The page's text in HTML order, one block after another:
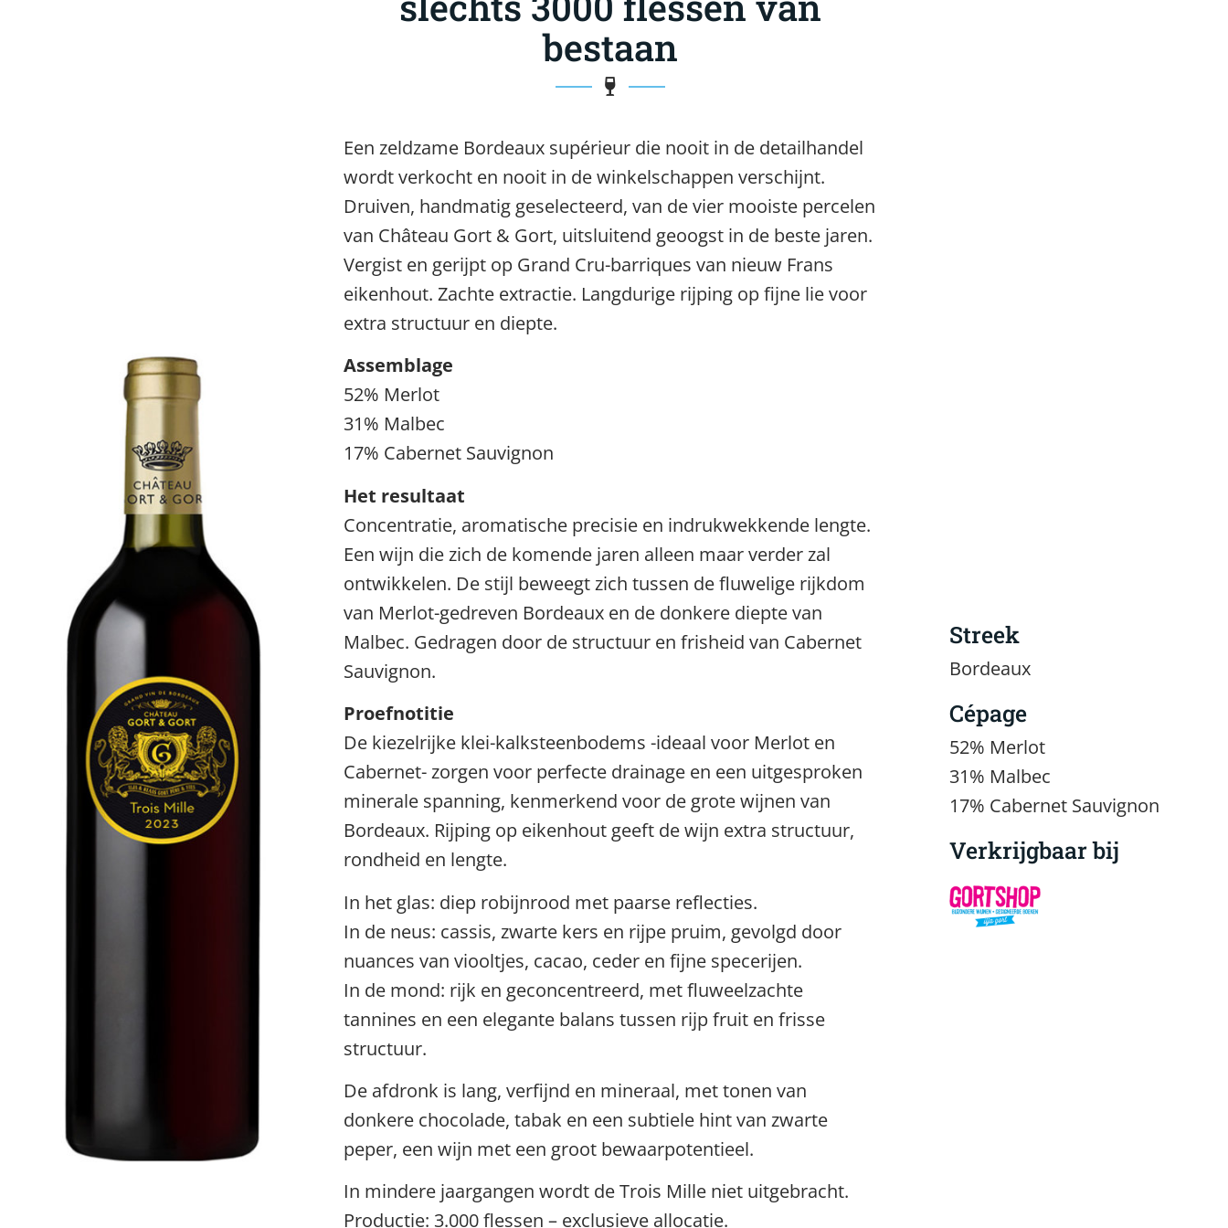
bestaan
Een zeldzame Bordeaux supérieur die nooit in de detailhandel
wordt verkocht en nooit in de winkelschappen verschijnt.
Druiven, handmatig geselecteerd, van de vier mooiste percelen
van Château Gort & Gort, uitsluitend geoogst in de beste jaren.
Vergist en gerijpt op Grand Cru-barriques van nieuw Frans
eikenhout. Zachte extractie. Langdurige rijping op fijne lie voor
extra structuur en diepte.
Assemblage
52% Merlot
31% Malbec
17% Cabernet Sauvignon
Het resultaat
Concentratie, aromatische precisie en indrukwekkende lengte.
Een wijn die zich de komende jaren alleen maar verder zal
ontwikkelen. De stijl beweegt zich tussen de fluwelige rijkdom
van Merlot-gedreven Bordeaux en de donkere diepte van
Malbec. Gedragen door de structuur en frisheid van Cabernet
Sauvignon.
Proefnotitie
De kiezelrijke klei-kalksteenbodems -ideaal voor Merlot en
Cabernet- zorgen voor perfecte drainage en een uitgesproken
minerale spanning, kenmerkend voor de grote wijnen van
Bordeaux. Rijping op eikenhout geeft de wijn extra structuur,
rondheid en lengte.
In het glas: diep robijnrood met paarse reflecties.
In de neus: cassis, zwarte kers en rijpe pruim, gevolgd door
nuances van viooltjes, cacao, ceder en fijne specerijen.
In de mond: rijk en geconcentreerd, met fluweelzachte
tannines en een elegante balans tussen rijp fruit en frisse
structuur.
De afdronk is lang, verfijnd en mineraal, met tonen van
donkere chocolade, tabak en een subtiele hint van zwarte
peper, een wijn met een groot bewaarpotentieel.
In mindere jaargangen wordt de Trois Mille niet uitgebracht.
Productie: 3.000 flessen – exclusieve allocatie.
Streek
Bordeaux
Cépage
52% Merlot
31% Malbec
17% Cabernet Sauvignon
Verkrijgbaar bij